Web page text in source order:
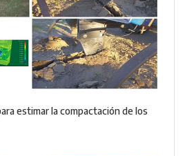
estimar la compactación de los